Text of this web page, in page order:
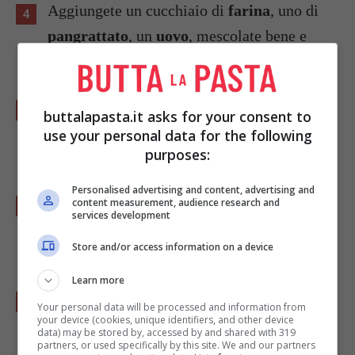
Aggiungete un cucchiaio di farina, uno di
pangrattato, un uovo, mescolate bene e
salate il composto.
passatele nell’altro uovo leggermente
sbattuto, e poi nel pangrattato.
Friggete le crocchette inoliocaldo, fatele
carta assorbente.
vaniglia, e servite.
buttalapasta.it asks for your consent to
use your personal data for the following
purposes:
Personalised advertising and content, advertising and
content measurement, audience research and
services development
Store and/or access information on a device
Learn more
Your personal data will be processed and information from
your device (cookies, unique identifiers, and other device
data) may be stored by, accessed by and shared with 319
partners, or used specifically by this site. We and our partners